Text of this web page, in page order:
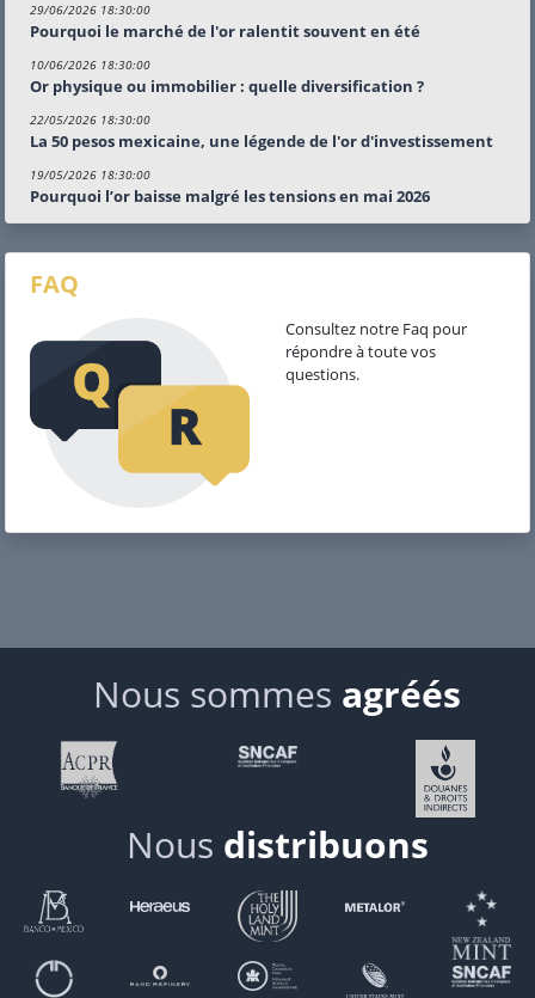
29/06/2026 18:30:00
Pourquoi le marché de l'or ralentit souvent en été
10/06/2026 18:30:00
Or physique ou immobilier : quelle diversification ?
22/05/2026 18:30:00
La 50 pesos mexicaine, une légende de l'or d'investissement
19/05/2026 18:30:00
Pourquoi l’or baisse malgré les tensions en mai 2026
FAQ
Consultez notre Faq pour
répondre à toute vos
questions.
Nous sommes agréés
Nous distribuons